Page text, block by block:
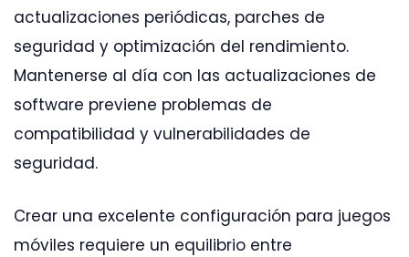
actualizaciones periódicas, parches de
seguridad y optimización del rendimiento.
Mantenerse al día con las actualizaciones de
software previene problemas de
compatibilidad y vulnerabilidades de
seguridad.
Crear una excelente configuración para juegos
móviles requiere un equilibrio entre